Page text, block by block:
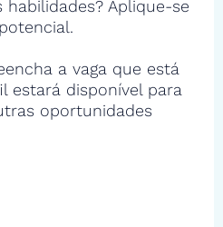
habilidades? Aplique-se
a vaga que está
estará disponível para
oportunidades